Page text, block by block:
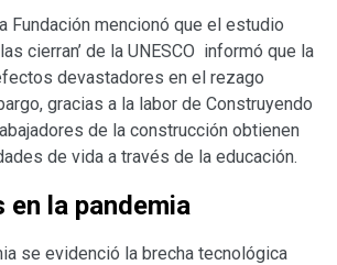
Fundación mencionó que el estudio
cierran’ de la UNESCO informó que la
devastadores en el rezago
gracias a la labor de Construyendo
de la construcción obtienen
de vida a través de la educación.
la pandemia
se evidenció la brecha tecnológica